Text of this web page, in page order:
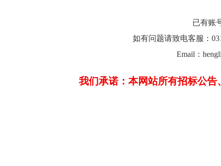
已有账
如有问题请致电客服：
Email：
我们承诺：本网站所有招标公